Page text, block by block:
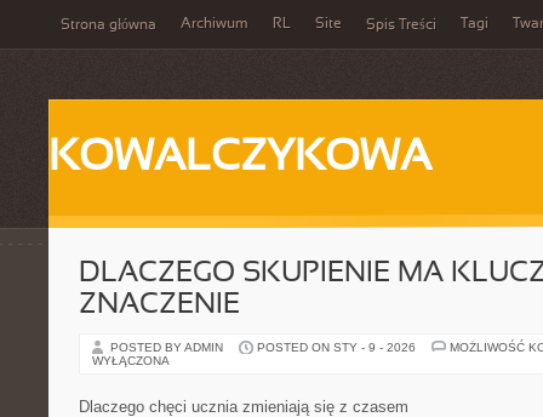
Strona główna Archiwum RL Site Spis Treści Tagi
KOWALCZYKOWA
DLACZEGO SKUPIENIE MA
ZNACZENIE
POSTED BY ADMIN POSTED ON STY - 9 - 2026
MOŻLIWOŚĆ
WYŁĄCZONA
Dlaczego chęci ucznia zmieniają się z czasem